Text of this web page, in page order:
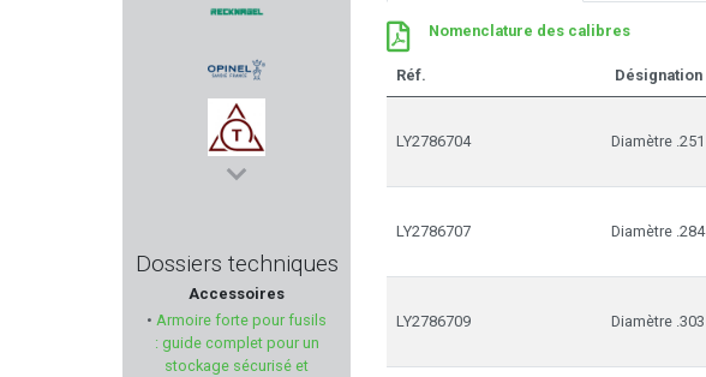
NIELSEN
RECKNAGEL
OPINEL
TOZ
TIPPMANN ARMS
SCHMEISSER
Dossiers techniques
Accessoires
• Armoire forte pour fusils
: guide complet pour un
stockage sécurisé et
Nomenclature des calibres
Réf. Désignation
LY2786704 Diamètre .251
LY2786707 Diamètre .284
LY2786709 Diamètre .303